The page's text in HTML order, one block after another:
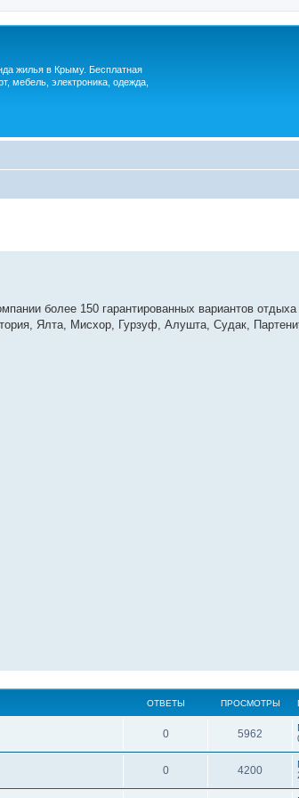
жилья в Крыму. Бесплатная
мебель, электроника, одежда,
более 150 гарантированных вариантов отдыха
Ялта, Мисхор, Гурзуф, Алушта, Судак,
ОТВЕТЫ ПРОСМОТРЫ
0 5962
0 4200